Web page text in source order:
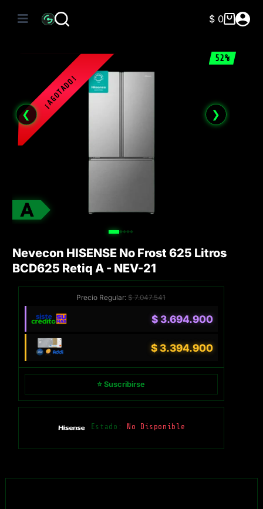
Carro
$0
52%
❮ ❯
Nevecon HISENSE No Frost 625 Litros
BCD625 Retiq A - NEV-21
Precio Regular:$7.047.541
$3.694.900
$3.394.900
⭐ Suscribirse
Estado: No Disponible